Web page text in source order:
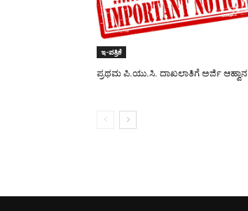
ಇ-ಪತ್ರಿಕೆ
ಪ್ರಥಮ ಪಿ.ಯು.ಸಿ. ದಾಖಲಾತಿಗೆ ಅರ್ಜಿ ಆಹ್ವಾನ